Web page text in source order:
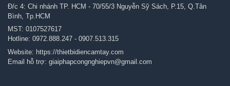
Đ/c 4: Chi nhánh TP. HCM - 70/55/3 Nguyễn Sỹ Sách, P.15, Q.Tân
Bình, Tp.HCM
MST: 0107527617
Hotline: 0972.888.247 - 0907.513.315
Website: https://thietbidiencamtay.com
Email hỗ trợ: giaiphapcongnghiepvn@gmail.com